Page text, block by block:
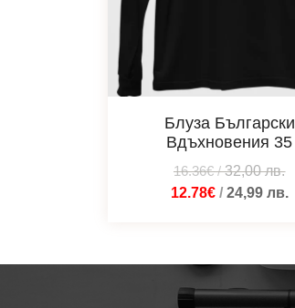
Блуза Български
Вдъхновения 35
16.36€/32,00лв.
12.78€/ 24,99 лв.